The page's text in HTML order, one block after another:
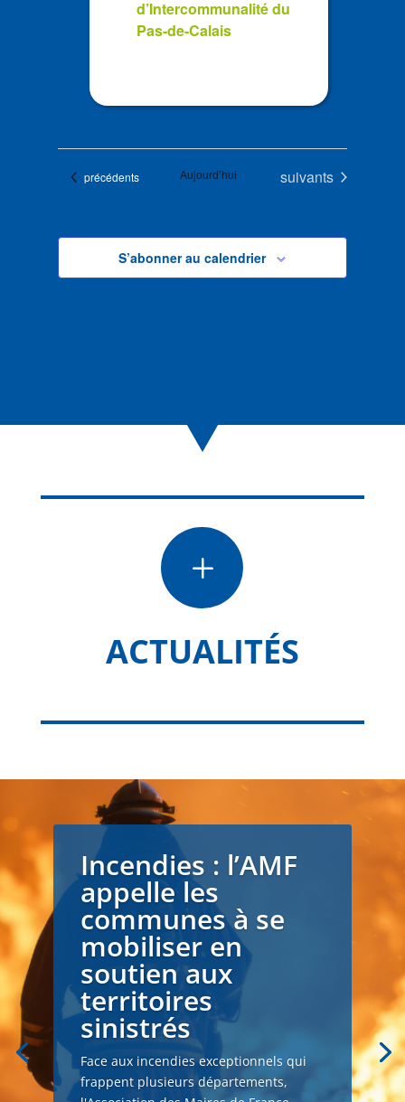
d’Intercommunalité du
Pas-de-Calais
Évènements
précédents Aujourd’hui Évènements
suivants
S’abonner au calendrier
L
ACTUALITÉS
Incendies : l’AMF
appelle les
communes à se
mobiliser en
soutien aux
territoires
sinistrés
Face aux incendies exceptionnels qui
frappent plusieurs départements,